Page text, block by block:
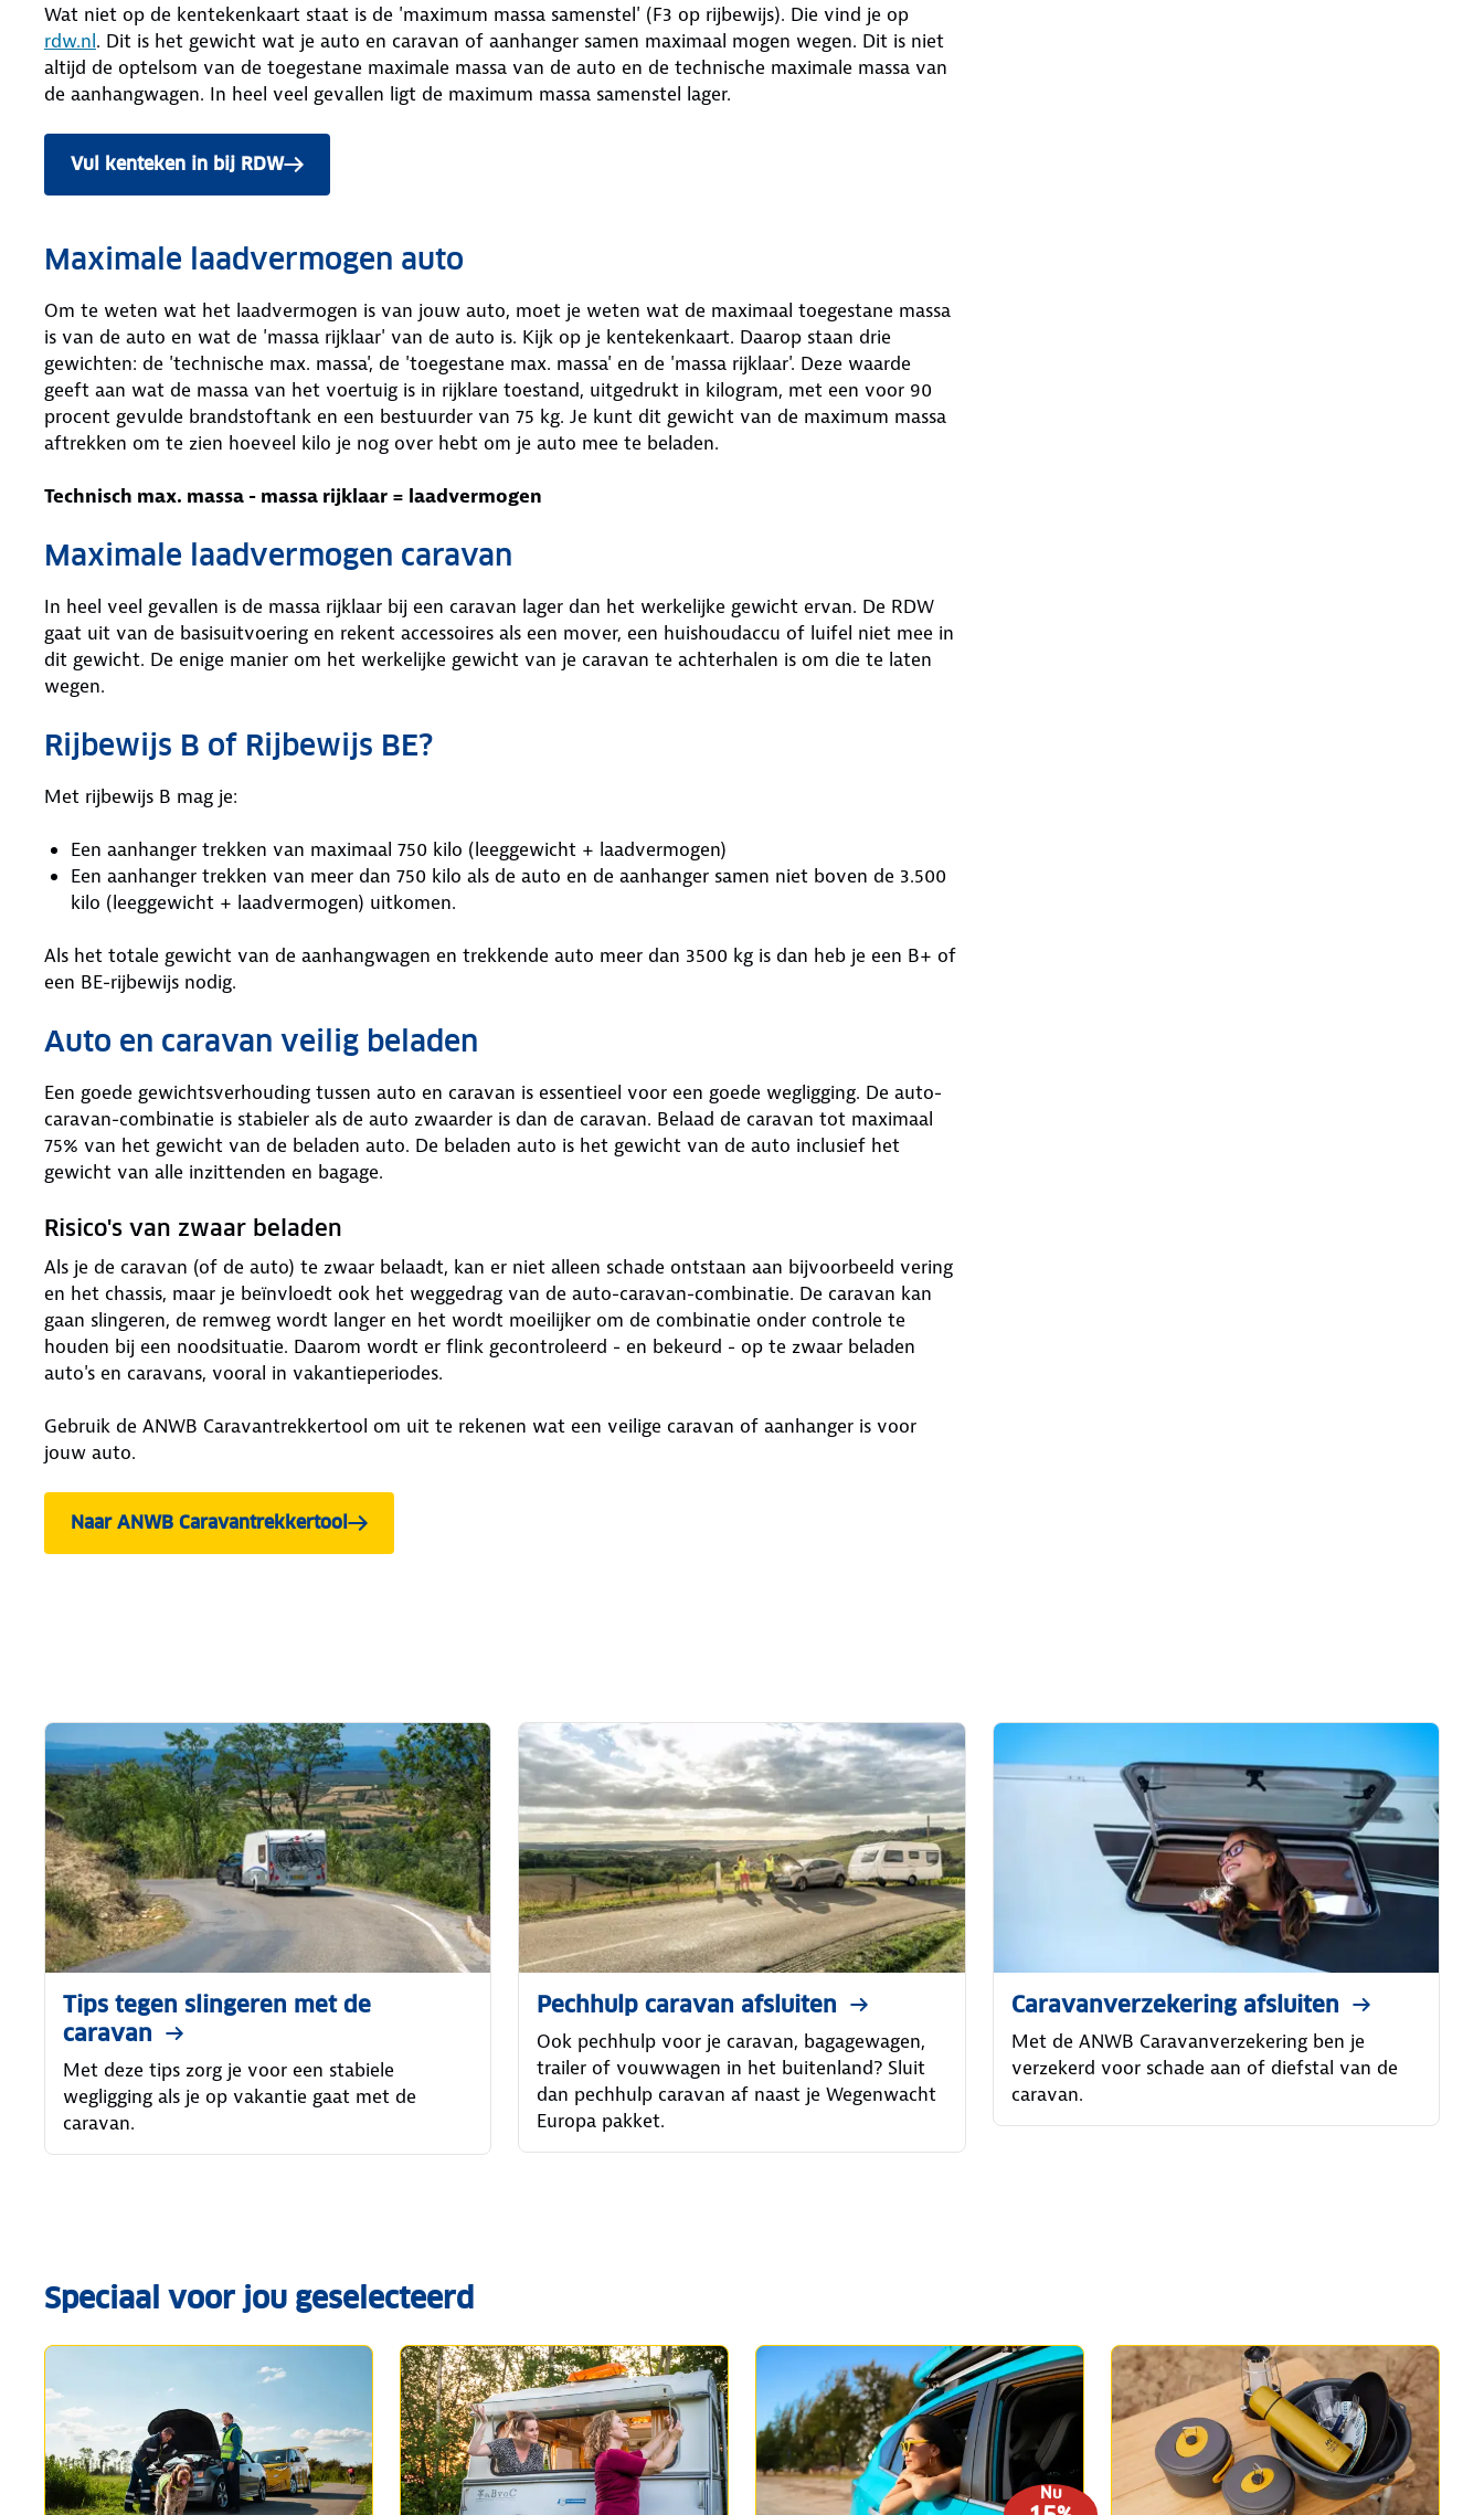
Wat niet op de kentekenkaart staat is de 'maximum massa samenstel' (F3 op rijbewijs). Die vind je op
rdw.nl. Dit is het gewicht wat je auto en caravan of aanhanger samen maximaal mogen wegen. Dit is niet
altijd de optelsom van de toegestane maximale massa van de auto en de technische maximale massa van
de aanhangwagen. In heel veel gevallen ligt de maximum massa samenstel lager.
Vul kenteken in bij RDW
Maximale laadvermogen auto
Om te weten wat het laadvermogen is van jouw auto, moet je weten wat de maximaal toegestane massa
is van de auto en wat de 'massa rijklaar' van de auto is. Kijk op je kentekenkaart. Daarop staan drie
gewichten: de 'technische max. massa', de 'toegestane max. massa' en de 'massa rijklaar'. Deze waarde
geeft aan wat de massa van het voertuig is in rijklare toestand, uitgedrukt in kilogram, met een voor 90
procent gevulde brandstoftank en een bestuurder van 75 kg. Je kunt dit gewicht van de maximum massa
aftrekken om te zien hoeveel kilo je nog over hebt om je auto mee te beladen.
Technisch max. massa - massa rijklaar = laadvermogen
Maximale laadvermogen caravan
In heel veel gevallen is de massa rijklaar bij een caravan lager dan het werkelijke gewicht ervan. De RDW
gaat uit van de basisuitvoering en rekent accessoires als een mover, een huishoudaccu of luifel niet mee in
dit gewicht. De enige manier om het werkelijke gewicht van je caravan te achterhalen is om die te laten
wegen.
Rijbewijs B of Rijbewijs BE?
Met rijbewijs B mag je:
Een aanhanger trekken van maximaal 750 kilo (leeggewicht + laadvermogen)
Een aanhanger trekken van meer dan 750 kilo als de auto en de aanhanger samen niet boven de 3.500
kilo (leeggewicht + laadvermogen) uitkomen.
Als het totale gewicht van de aanhangwagen en trekkende auto meer dan 3500 kg is dan heb je een B+ of
een BE-rijbewijs nodig.
Auto en caravan veilig beladen
Een goede gewichtsverhouding tussen auto en caravan is essentieel voor een goede wegligging. De auto-
caravan-combinatie is stabieler als de auto zwaarder is dan de caravan. Belaad de caravan tot maximaal
75% van het gewicht van de beladen auto. De beladen auto is het gewicht van de auto inclusief het
gewicht van alle inzittenden en bagage.
Risico's van zwaar beladen
Als je de caravan (of de auto) te zwaar belaadt, kan er niet alleen schade ontstaan aan bijvoorbeeld vering
en het chassis, maar je beïnvloedt ook het weggedrag van de auto-caravan-combinatie. De caravan kan
gaan slingeren, de remweg wordt langer en het wordt moeilijker om de combinatie onder controle te
houden bij een noodsituatie. Daarom wordt er flink gecontroleerd - en bekeurd - op te zwaar beladen
auto's en caravans, vooral in vakantieperiodes.
Gebruik de ANWB Caravantrekkertool om uit te rekenen wat een veilige caravan of aanhanger is voor
jouw auto.
Naar ANWB Caravantrekkertool
Tips tegen slingeren met de
caravan
Met deze tips zorg je voor een stabiele
wegligging als je op vakantie gaat met de
caravan.
Pechhulp caravan afsluiten
Ook pechhulp voor je caravan, bagagewagen,
trailer of vouwwagen in het buitenland? Sluit
dan pechhulp caravan af naast je Wegenwacht
Europa pakket.
Caravanverzekering afsluiten
Met de ANWB Caravanverzekering ben je
verzekerd voor schade aan of diefstal van de
caravan.
Speciaal voor jou geselecteerd
Nu